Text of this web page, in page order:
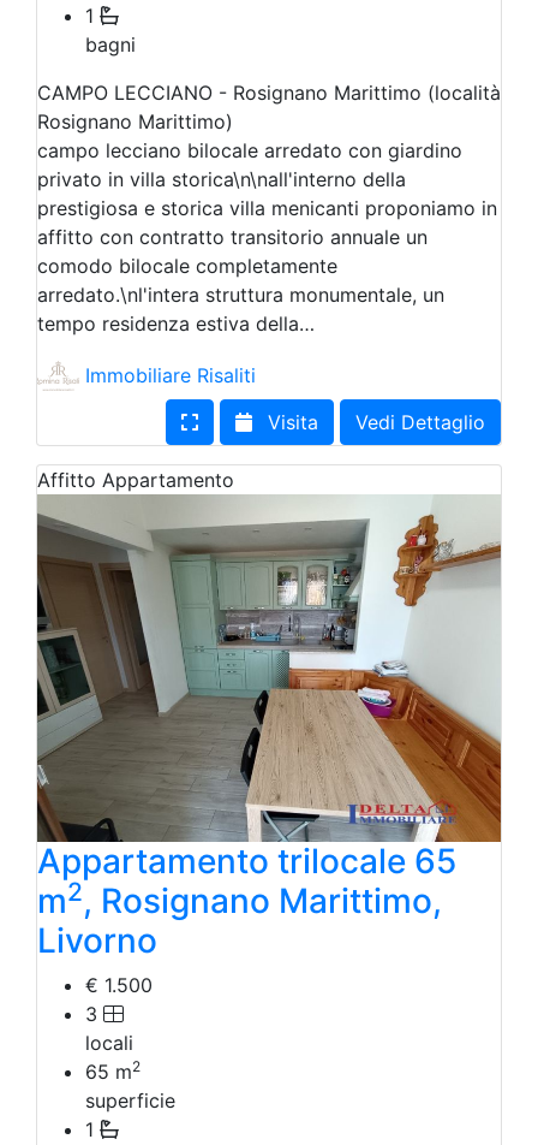
1
bagni
CAMPO LECCIANO - Rosignano Marittimo (località
Rosignano Marittimo)
campo lecciano bilocale arredato con giardino
privato in villa storica\n\nall'interno della
prestigiosa e storica villa menicanti proponiamo in
affitto con contratto transitorio annuale un
comodo bilocale completamente
arredato.\nl'intera struttura monumentale, un
tempo residenza estiva della…
Immobiliare Risaliti
Visita
Vedi Dettaglio
Affitto Appartamento
Appartamento trilocale 65
m2, Rosignano Marittimo,
Livorno
€ 1.500
3
locali
65 m2
superficie
1